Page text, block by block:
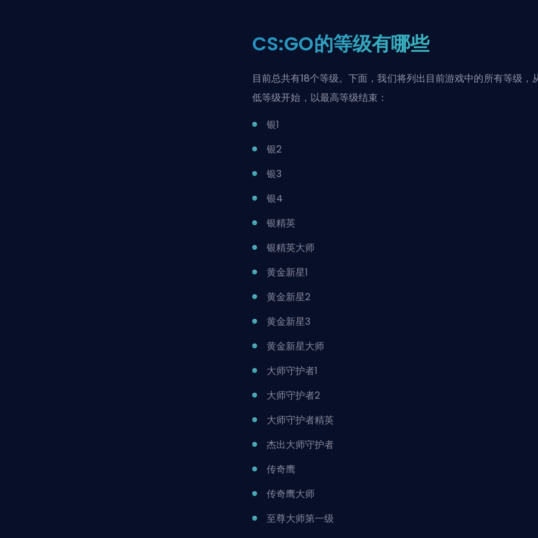
CS:GO的等级有哪些
目前总共有18个等级。下面，我们将列出目前游戏中的所有等级，
低等级开始，以最高等级结束：
银1
银2
银3
银4
银精英
银精英大师
黄金新星1
黄金新星2
黄金新星3
黄金新星大师
大师守护者1
大师守护者2
大师守护者精英
杰出大师守护者
传奇鹰
传奇鹰大师
至尊大师第一级